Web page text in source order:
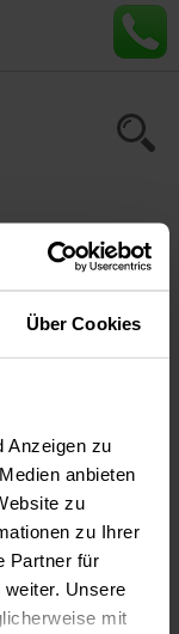
Über Cookies
Anzeigen zu
anbieten
zu
zu Ihrer
Partner für
Unsere
mit
dagegen
Reihe von
& Co. sind